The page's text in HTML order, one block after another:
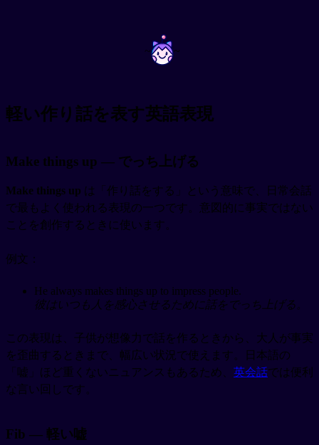
~ ~
軽い作り話を表す英語表現
Make things up — でっち上げる
Make things up は「作り話をする」という意味で、日常会話
で最もよく使われる表現の一つです。意図的に事実ではない
ことを創作するときに使います。
例文：
He always makes things up to impress people.
彼はいつも人を感心させるために話をでっち上げる。
この表現は、子供が想像力で話を作るときから、大人が事実
を歪曲するときまで、幅広い状況で使えます。日本語の
「嘘」ほど重くないニュアンスもあるため、 英会話では便利
な言い回しです。
Fib — 軽い嘘